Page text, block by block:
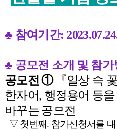
♣ 참여기간:
♣ 공모전 소개 및 참가
공모전 ①『일상 속
한자어, 행정용어 등
바꾸는 공모전
▽ 첫번째. 참가신청서를 내